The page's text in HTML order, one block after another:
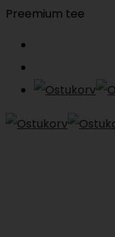
Preemium tee